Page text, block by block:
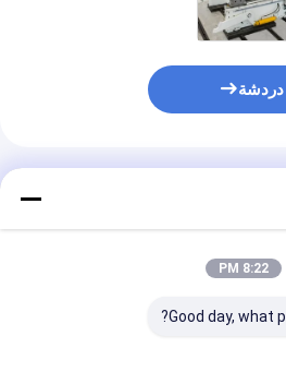
دردشة
8:22 PM
Good day, what